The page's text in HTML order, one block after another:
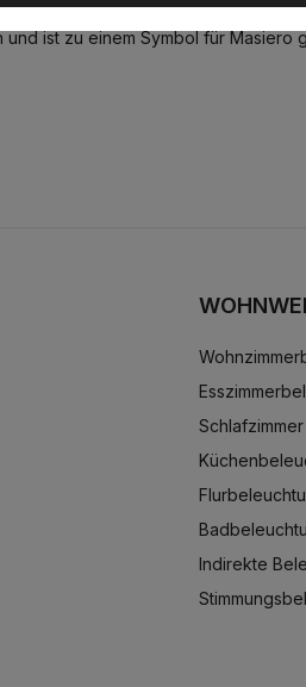
ist. Vor mehr als einem
ist zu einem Symbol für Masiero
Indirekte